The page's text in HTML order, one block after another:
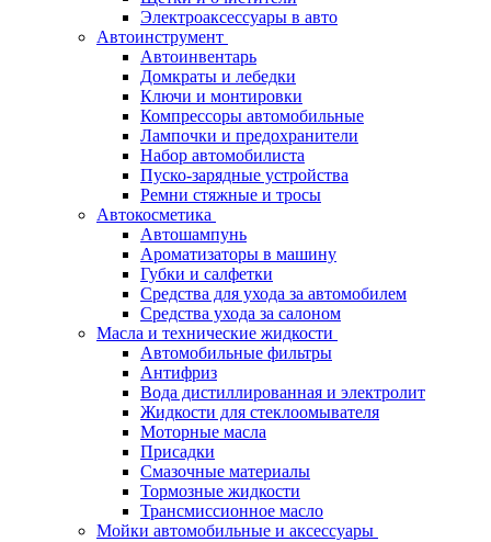
Электроаксессуары в авто
Автоинструмент
Автоинвентарь
Домкраты и лебедки
Ключи и монтировки
Компрессоры автомобильные
Лампочки и предохранители
Набор автомобилиста
Пуско-зарядные устройства
Ремни стяжные и тросы
Автокосметика
Автошампунь
Ароматизаторы в машину
Губки и салфетки
Средства для ухода за автомобилем
Средства ухода за салоном
Масла и технические жидкости
Автомобильные фильтры
Антифриз
Вода дистиллированная и электролит
Жидкости для стеклоомывателя
Моторные масла
Присадки
Смазочные материалы
Тормозные жидкости
Трансмиссионное масло
Мойки автомобильные и аксессуары